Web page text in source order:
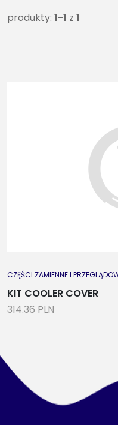
produkty: 1-1 z 1
CZĘŚCI ZAMIENNE I
KIT COOLER COVER
314.36 PLN